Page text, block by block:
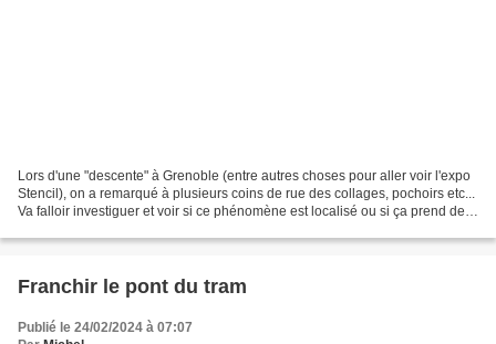
Lors d'une "descente" à Grenoble (entre autres choses pour aller voir l'expo
Stencil), on a remarqué à plusieurs coins de rue des collages, pochoirs etc...
Va falloir investiguer et voir si ce phénomène est localisé ou si ça prend de
Franchir le pont du tram
Publié le 24/02/2024 à 07:07